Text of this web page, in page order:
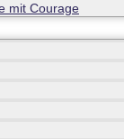
mit Courage